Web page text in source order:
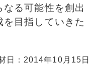
る可能性を創出
を目指していきた
日：2014年10月15日